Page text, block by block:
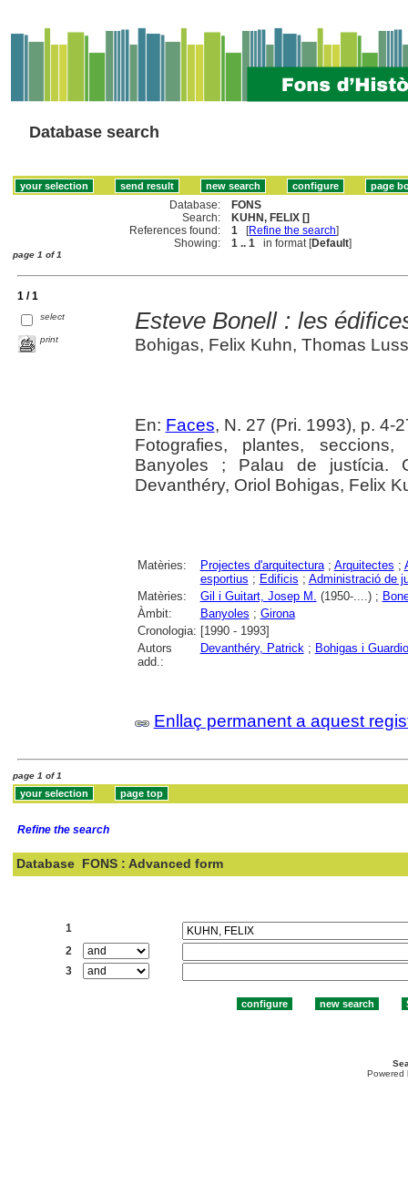
Database search
Database:
FONS
Search:
KUHN, FELIX []
References found:
1 [Refine the search]
Showing:
1 .. 1 in format [Default]
page 1 of 1
1 / 1
select
print
Esteve Bonell : les
Bohigas, Felix Kuhn, Thomas
En: Faces, N. 27 (Pri. 1993), p. 4-
Fotografies, plantes,
Banyoles ; Palau de justícia.
Devanthéry, Oriol Bohigas, Felix
Matèries: Projectes d'arquitectura; Arquitectes ;
esportius ; Edificis ; Administració de
Matèries:
Gil i Guitart, Josep M. (1950-....) ;
Àmbit:
Banyoles ; Girona
Cronologia: [1990 - 1993]
Autors
add.:
Devanthéry, Patrick ; Bohigas i
Enllaç permanent a aquest
page 1 of 1
Refine the search
Database FONS : Advanced form
1
2
3